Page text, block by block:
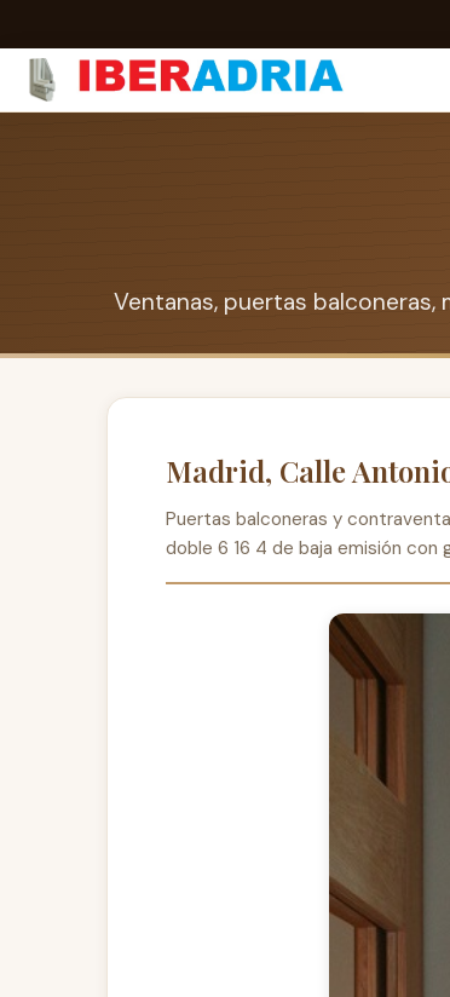
Ventanas, puertas balconeras,
Madrid, Calle
Puertas balconeras y
doble 6 16 4 de baja emisión con